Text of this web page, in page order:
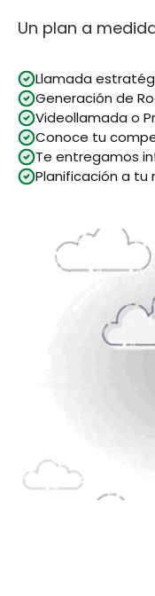
Un plan a
Llamada
Generación de
Videollamada o
Conoce tu
Te entregamos
Planificación a tu